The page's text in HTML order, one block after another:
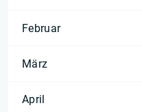
Februar
März
April